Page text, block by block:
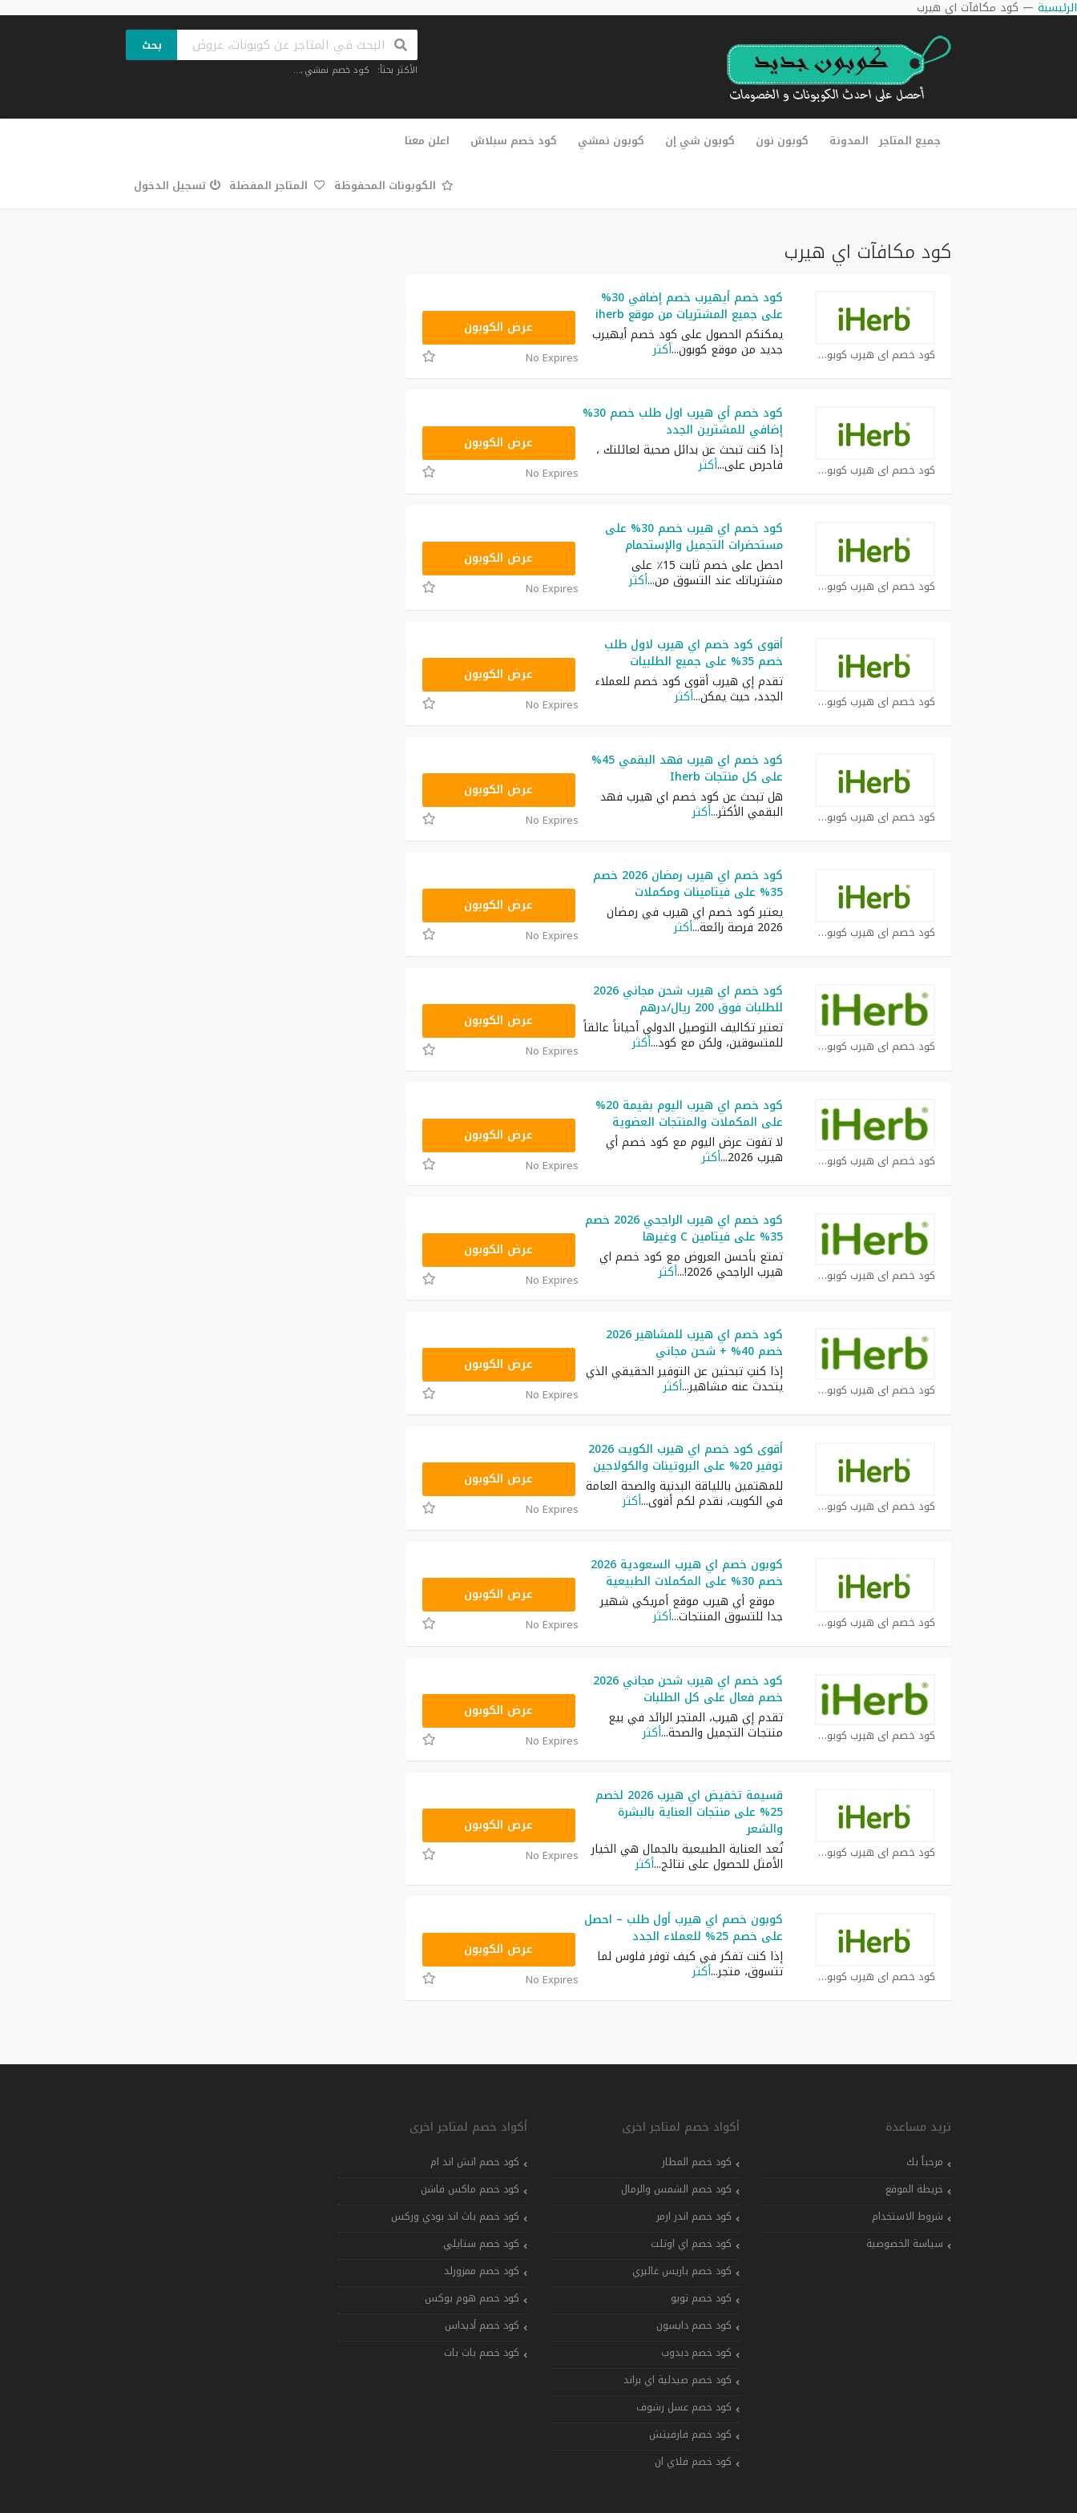
الرئيسية — كود مكافآت اي هيرب
بحث
الأكثر بحثاً: كود خصم نمشي,...
تخطي
جميع المتاجر المدونة كوبون نون كوبون شي إن كوبون نمشي كود خصم سبلاش اعلن معنا
الكوبونات المحفوظة المتاجر المفضلة تسجيل الدخول
كود مكافآت اي هيرب
كود خصم اي هيرب كوبون
كود خصم أيهيرب خصم إضافي 30%
على جميع المشتريات من موقع iherb
يمكنكم الحصول على كود خصم أيهيرب
جديد من موقع كوبون...أكثر
OBP3235عرض الكوبون
No Expires
كود خصم اي هيرب كوبون
كود خصم أي هيرب اول طلب خصم 30%
إضافي للمشترين الجدد
إذا كنت تبحث عن بدائل صحية لعائلتك ،
فاحرص على...أكثر
OBP3235عرض الكوبون
No Expires
كود خصم اي هيرب كوبون
كود خصم اي هيرب خصم 30% على
مستحضرات التجميل والإستحمام
احصل على خصم ثابت 15٪ على
مشترياتك عند التسوق من...أكثر
OBP3235عرض الكوبون
No Expires
كود خصم اي هيرب كوبون
أقوى كود خصم اي هيرب لاول طلب
خصم 35% على جميع الطلبيات
تقدم إي هيرب أقوى كود خصم للعملاء
الجدد، حيث يمكن...أكثر
OBP3235عرض الكوبون
No Expires
كود خصم اي هيرب كوبون
كود خصم اي هيرب فهد البقمي 45%
على كل منتجات Iherb
هل تبحث عن كود خصم اي هيرب فهد
البقمي الأكثر...أكثر
OBP3235عرض الكوبون
No Expires
كود خصم اي هيرب كوبون
كود خصم اي هيرب رمضان 2026 خصم
35% على فيتامينات ومكملات
يعتبر كود خصم اي هيرب في رمضان
2026 فرصة رائعة ...أكثر
OBP3235عرض الكوبون
No Expires
كود خصم اي هيرب كوبون
كود خصم اي هيرب شحن مجاني 2026
للطلبات فوق 200 ريال/درهم
تعتبر تكاليف التوصيل الدولي أحياناً عائقاً
للمتسوقين، ولكن مع كود...أكثر
OBP3235عرض الكوبون
No Expires
كود خصم اي هيرب كوبون
كود خصم اي هيرب اليوم بقيمة 20%
على المكملات والمنتجات العضوية
لا تفوت عرض اليوم مع كود خصم أي
هيرب 2026 ...أكثر
OBP3235عرض الكوبون
No Expires
كود خصم اي هيرب كوبون
كود خصم اي هيرب الراجحي 2026 خصم
35% على فيتامين C وغيرها
تمتع بأحسن العروض مع كود خصم اي
هيرب الراجحي 2026! ...أكثر
OBP3235عرض الكوبون
No Expires
كود خصم اي هيرب كوبون
كود خصم اي هيرب للمشاهير 2026
خصم 40% + شحن مجاني
إذا كنتِ تبحثين عن التوفير الحقيقي الذي
يتحدث عنه مشاهير...أكثر
OBP3235عرض الكوبون
No Expires
كود خصم اي هيرب كوبون
أقوى كود خصم اي هيرب الكويت 2026
توفير 20% على البروتينات والكولاجين
للمهتمين باللياقة البدنية والصحة العامة
في الكويت، نقدم لكم أقوى...أكثر
OBP3235عرض الكوبون
No Expires
كود خصم اي هيرب كوبون
كوبون خصم اي هيرب السعودية 2026
خصم 30% على المكملات الطبيعية
موقع أي هيرب موقع أمريكي شهير
جدا للتسوق المنتجات...أكثر
OBP3235عرض الكوبون
No Expires
كود خصم اي هيرب كوبون
كود خصم اي هيرب شحن مجاني 2026
خصم فعال على كل الطلبات
تقدم إي هيرب، المتجر الرائد في بيع
منتجات التجميل والصحة...أكثر
OBP3235عرض الكوبون
No Expires
كود خصم اي هيرب كوبون
قسيمة تخفيض اي هيرب 2026 لخصم
25% على منتجات العناية بالبشرة
والشعر
تُعد العناية الطبيعية بالجمال هي الخيار
الأمثل للحصول على نتائج...أكثر
OBP3235عرض الكوبون
No Expires
كود خصم اي هيرب كوبون
كوبون خصم اي هيرب أول طلب – احصل
على خصم 25% للعملاء الجدد
إذا كنت تفكر في كيف توفر فلوس لما
تتسوق، متجر...أكثر
OBP3235عرض الكوبون
No Expires
تريد مساعدة
مرحباً بك
خريطة الموقع
شروط الاستخدام
سياسة الخصوصية
أكواد خصم لمتاجر اخرى
كود خصم المطار
كود خصم الشمس والرمال
كود خصم اندر ارمر
كود خصم اي اوتلت
كود خصم باريس غاليري
كود خصم تويو
كود خصم دايسون
كود خصم دبدوب
كود خصم صيدلية اي براند
كود خصم عسل رشوف
كود خصم فارفيتش
كود خصم فلاي ان
أكواد خصم لمتاجر اخرى
كود خصم اتش اند ام
كود خصم ماكس فاشن
كود خصم باث اند بودي وركس
كود خصم ستايلي
كود خصم ممزورلد
كود خصم هوم بوكس
كود خصم أديداس
كود خصم بات بات